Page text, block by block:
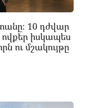
10 դժվար
իսկապես
ու մշակույթը